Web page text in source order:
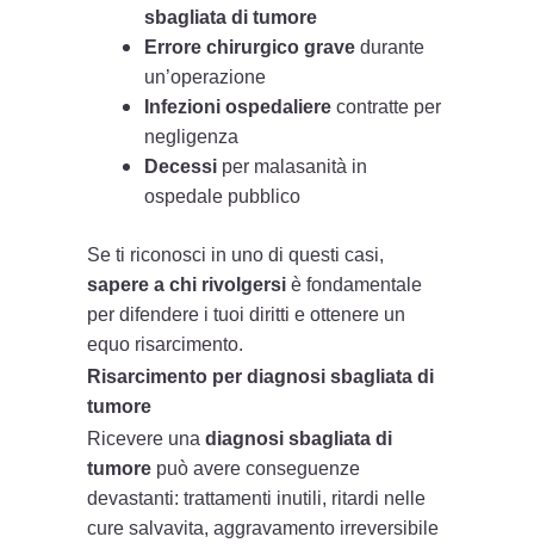
sbagliata di tumore
Errore chirurgico grave durante
un’operazione
Infezioni ospedaliere contratte per
negligenza
Decessi per malasanità in
ospedale pubblico
Se ti riconosci in uno di questi casi,
sapere a chi rivolgersi è fondamentale
per difendere i tuoi diritti e ottenere un
equo risarcimento.
Risarcimento per diagnosi sbagliata di
tumore
Ricevere unadiagnosi sbagliata di
tumore può avere conseguenze
devastanti: trattamenti inutili, ritardi nelle
cure salvavita, aggravamento irreversibile